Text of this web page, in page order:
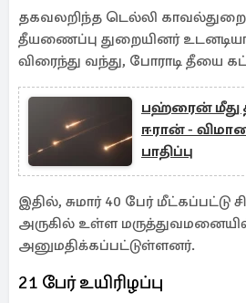
தகவலறிந்த டெல்லி
தீயணைப்பு துறையினர்
விரைந்து வந்து, போராடி தீயை
பஹ்ரைன் மீது
ஈரான் -
பாதிப்பு
இதில், சுமார் 40 பேர் மீட்கப்பட்டு
அருகில் உள்ள
அனுமதிக்கப்பட்டுள்ளனர்.
21 பேர் உயிரிழப்பு